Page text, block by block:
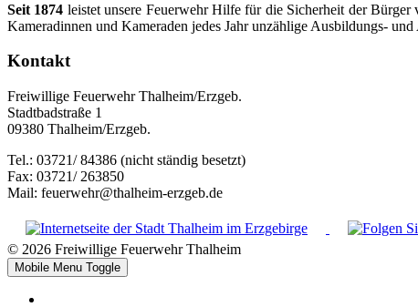
Seit 1874 leistet unsere Feuerwehr Hilfe für die Sicherheit der
Kameradinnen und Kameraden jedes Jahr unzählige Ausbildungs-
Kontakt
Freiwillige Feuerwehr Thalheim/Erzgeb.
Stadtbadstraße 1
09380 Thalheim/Erzgeb.
Tel.: 03721/ 84386 (nicht ständig besetzt)
Fax: 03721/ 263850
Mail: feuerwehr@thalheim-erzgeb.de
© 2026 Freiwillige Feuerwehr Thalheim
Mobile Menu Toggle